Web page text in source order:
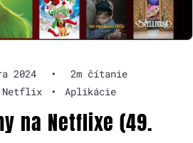
2024 •
2m čítanie
Netflix • Aplikácie
na Netflixe (49.